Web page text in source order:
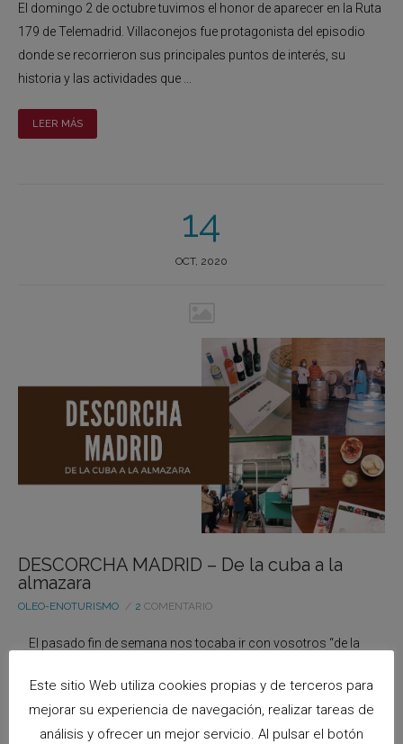
El domingo 2 de octubre tuvimos el honor de aparecer en la Ruta
179 de Telemadrid. Villaconejos fue protagonista del episodio
donde se recorrieron sus principales puntos de interés, su
historia y las actividades que ...
LEER MÁS
14
OCT, 2020
DESCORCHA MADRID – De la cuba a la
almazara
OLEO-ENOTURISMO 2 COMENTARIO
El pasado fin de semana nos tocaba ir con vosotros “de la
programa “Descorcha Madrid”, promovido por Madrid Rutas del
Este sitio Web utiliza cookies propias y de terceros para
mejorar su experiencia de navegación, realizar tareas de
análisis y ofrecer un mejor servicio. Al pulsar el botón